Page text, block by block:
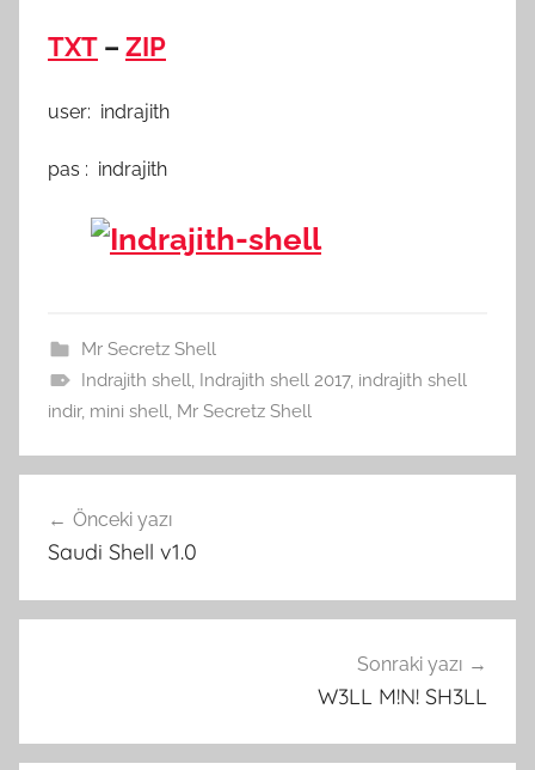
TXT – ZIP
user: indrajith
pas : indrajith
Mr Secretz Shell
Indrajith shell, Indrajith shell 2017, indrajith shell
indir, mini shell, Mr Secretz Shell
gezinmesi
Önceki yazı
Saudi Shell v1.0
Sonraki yazı
W3LL M!N! SH3LL